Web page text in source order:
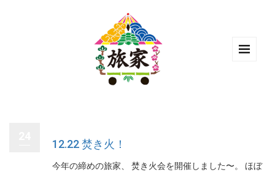
12.22 焚き火！
今年の締めの旅家、 焚き火会を開催しました〜。 ほぼ